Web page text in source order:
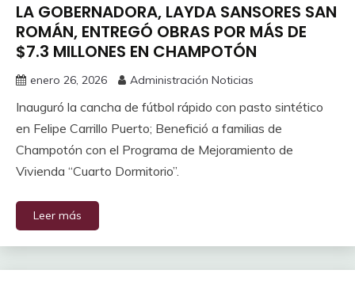
LA GOBERNADORA, LAYDA SANSORES SAN
ROMÁN, ENTREGÓ OBRAS POR MÁS DE
$7.3 MILLONES EN CHAMPOTÓN
enero 26, 2026 Administración Noticias
Inauguró la cancha de fútbol rápido con pasto sintético
en Felipe Carrillo Puerto; ⁠Benefició a familias de
Champotón con el Programa de Mejoramiento de
Vivienda “Cuarto Dormitorio”.
Leer más